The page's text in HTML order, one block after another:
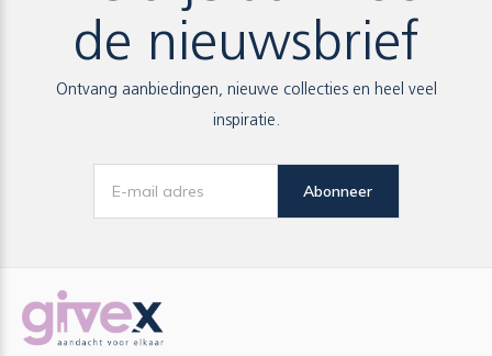
de nieuwsbrief
Ontvang aanbiedingen, nieuwe collecties en heel veel
inspiratie.
Abonneer